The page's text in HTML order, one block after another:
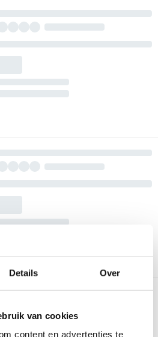
Details Over
van cookies
content en advertenties te